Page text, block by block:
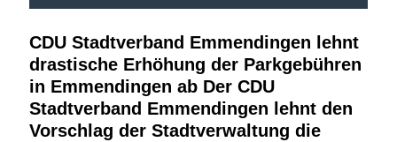
CDU Stadtverband Emmendingen lehnt
drastische Erhöhung der Parkgebühren
in Emmendingen ab Der CDU
Stadtverband Emmendingen lehnt den
Vorschlag der Stadtverwaltung die